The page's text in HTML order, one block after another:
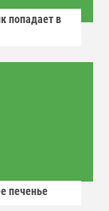
попадает в
печенье